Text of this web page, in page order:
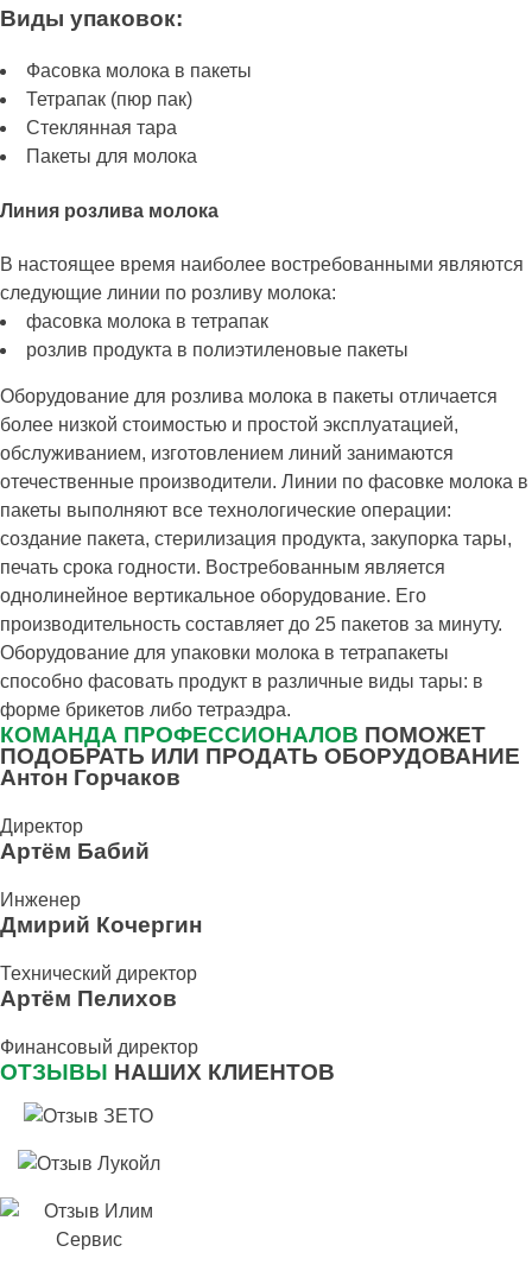
Виды упаковок:
Фасовка молока в пакеты
Тетрапак (пюр пак)
Стеклянная тара
Пакеты для молока
Линия розлива молока
В настоящее время наиболее востребованными являются
следующие линии по розливу молока:
фасовка молока в тетрапак
розлив продукта в полиэтиленовые пакеты
Оборудование для розлива молока в пакеты отличается
более низкой стоимостью и простой эксплуатацией,
обслуживанием, изготовлением линий занимаются
отечественные производители. Линии по фасовке молока в
пакеты выполняют все технологические операции:
создание пакета, стерилизация продукта, закупорка тары,
печать срока годности. Востребованным является
однолинейное вертикальное оборудование. Его
производительность составляет до 25 пакетов за минуту.
Оборудование для упаковки молока в тетрапакеты
способно фасовать продукт в различные виды тары: в
форме брикетов либо тетраэдра.
КОМАНДА ПРОФЕССИОНАЛОВ ПОМОЖЕТ
ПОДОБРАТЬ ИЛИ ПРОДАТЬ ОБОРУДОВАНИЕ
Антон Горчаков
Директор
Артём Бабий
Инженер
Дмирий Кочергин
Технический директор
Артём Пелихов
Финансовый директор
ОТЗЫВЫ НАШИХ КЛИЕНТОВ